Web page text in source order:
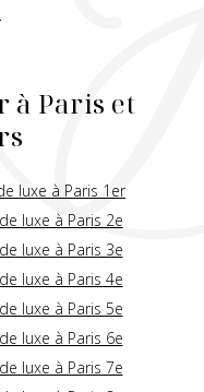
à Paris et
luxe à Paris 1er
luxe à Paris 2e
luxe à Paris 3e
luxe à Paris 4e
luxe à Paris 5e
luxe à Paris 6e
luxe à Paris 7e